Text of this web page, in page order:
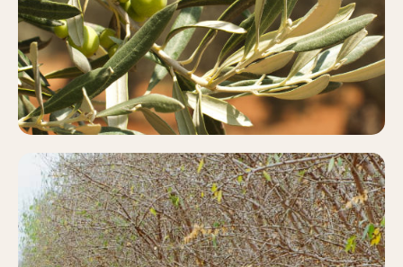
Más información
PISTACHO